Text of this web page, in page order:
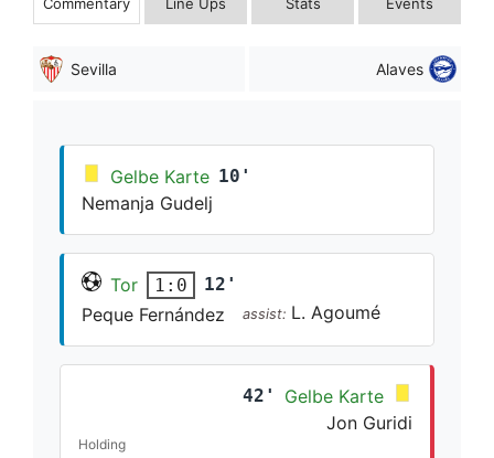
Sevilla Alaves
Gelbe Karte 10'
Nemanja Gudelj
Tor 1:0 12'
Peque Fernández assist: L. Agoumé
42'
Gelbe Karte
Jon Guridi
Holding